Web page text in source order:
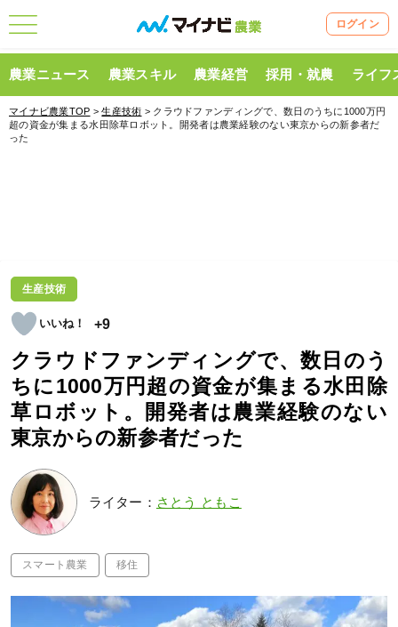
ログイン
農業ニュース 農業スキル 農業経営 採用・就農 ライフ
マイナビ農業TOP >生産技術 > クラウドファンディングで、数日のうちに1000万円
超の資金が集まる水田除草ロボット。開発者は農業経験のない東京からの新参者だ
った
生産技術
+9
クラウドファンディングで、数日のう
ちに1000万円超の資金が集まる水田除
草ロボット。開発者は農業経験のない
東京からの新参者だった
ライター： さとう ともこ
スマート農業 移住